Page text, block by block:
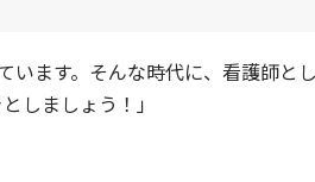
ます。そんな時代に、看護師と
しましょう！」